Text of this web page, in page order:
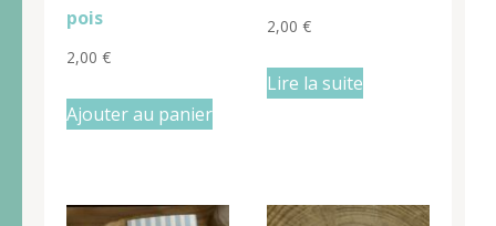
pois
2,00 €
Ajouter au panier
2,00 €
Lire la suite